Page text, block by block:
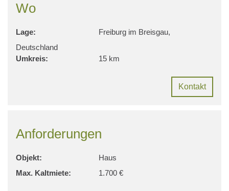
Wo
Lage:
Freiburg im Breisgau,
Deutschland
Umkreis:
15 km
Kontakt
Anforderungen
Objekt:
Haus
Max. Kaltmiete:
1.700 €